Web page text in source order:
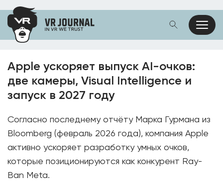
Apple ускоряет выпуск AI-очков:
две камеры, Visual Intelligence и
запуск в 2027 году
Согласно последнему отчёту Марка Гурмана из
Bloomberg (февраль 2026 года), компания Apple
активно ускоряет разработку умных очков,
которые позиционируются как конкурент Ray-
Ban Meta.